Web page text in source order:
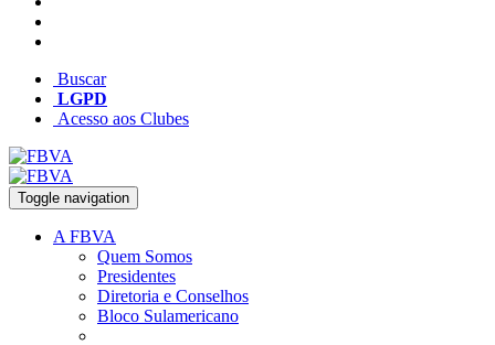
Buscar
LGPD
Acesso aos Clubes
Toggle navigation
A FBVA
Quem Somos
Presidentes
Diretoria e Conselhos
Bloco Sulamericano